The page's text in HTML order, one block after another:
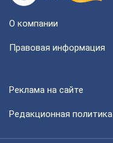
О компании
Правовая информация
Реклама на сайте
Редакционная политика